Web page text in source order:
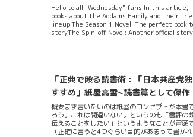
Hello to all "Wednesday" fans!In this article,
books about the Addams Family and their
lineup:The Season 1 Novel: The perfect book
story.The Spin-off Novel: Another official
Book: A special book for the ultimate
間ノベライズ版を待っていたんだが...てか
れますね（いずれ日本の出版社が権利元と契約
「正典で殴る読書術 : 「日本共産党
すすめ」紙屋高雪~読書篇として傑作
概要まず言いたいのは紙屋のコンセプトが本書
ろう。これは間違いない。というのも「書評の
伝えることをしたい」というようなことが冒頭
（正確に言うと4つぐらい目的があるって書か